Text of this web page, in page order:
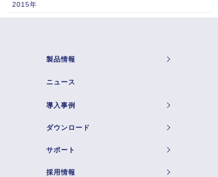
2015年
製品情報
ニュース
導入事例
ダウンロード
サポート
採用情報